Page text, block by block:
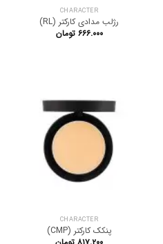
CHARACTER
رژلب مدادی کارکتر (RL)
۶۶۶.۰۰۰ تومان
CHARACTER
پنکک کارکتر (CMP)